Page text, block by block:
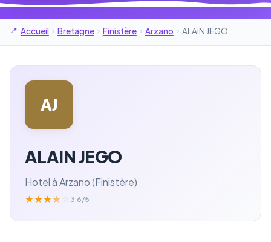
Accueil Bretagne Finistère Arzano ALAIN JEGO
AJ
ALAIN JEGO
Hotel à Arzano (Finistère)
★★★★ 3.6/5